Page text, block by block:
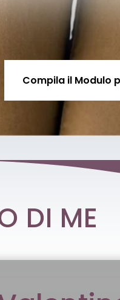
Compila il Modulo
DI ME